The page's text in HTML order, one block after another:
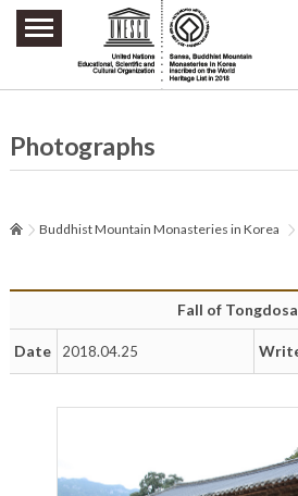
주요메뉴 바로가기
본문 바로가기
하단메뉴 바로가기
Photographs
Buddhist Mountain Monasteries in Korea
Fall of
Date 2018.04.25